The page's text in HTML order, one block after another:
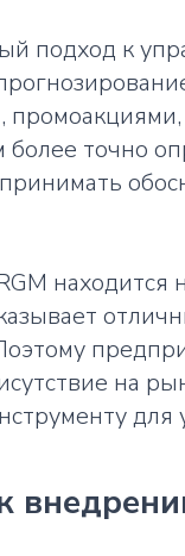
подход к
точно
находится
на
для